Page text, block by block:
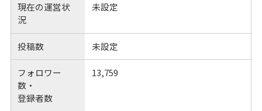
現在の運営状
況
未設定
投稿数 未設定
フォロワー
数・
登録者数
13,759